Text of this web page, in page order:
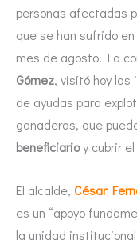
personas afectadas
que se han sufrido
mes de agosto. La
Gómez, visitó hoy las
de ayudas para
ganaderas, que
beneficiarioy cubrir el
El alcalde, César
es un “apoyo
la unidad